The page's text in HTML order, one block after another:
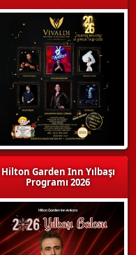
Hilton Garden Inn Yılbaşı
Programı 2026